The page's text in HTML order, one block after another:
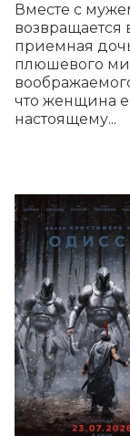
Вместе с
возвращается
приемная
плюшевого
что женщина
настоящему...